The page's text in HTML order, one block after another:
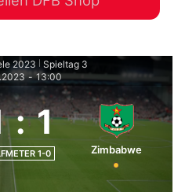
2023
Spieltag 3
- 13:00
: 1
1-0 Zimbabwe